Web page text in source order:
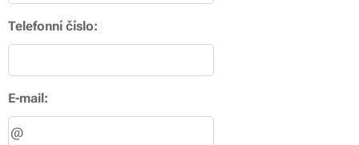
Telefonní číslo:
E-mail: